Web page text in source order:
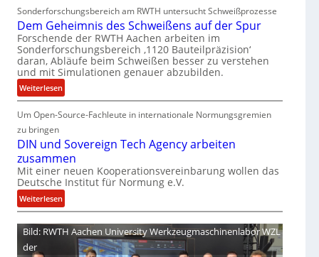
a
G
l
e
n
z
w
i
r
A
r
e
a
i
c
e
p
L
ü
b
r
n
m
M
i
x
a
Sonderforschungsbereich am RWTH untersucht Schweißprozesse
Dem Geheimnis des Schweißens auf der Spur
Forschende der RWTH Aachen arbeiten im
Sonderforschungsbereich ‚1120 Bauteilpräzision‘
daran, Abläufe beim Schweißen besser zu verstehen
und mit Simulationen genauer abzubilden.
Weiterlesen:
D
e
G
e
h
e
m
n
i
Um Open-Source-Fachleute in internationale Normungsgremien
zu bringen
DIN und Sovereign Tech Agency arbeiten
zusammen
Mit einer neuen Kooperationsvereinbarung wollen das
Deutsche Institut für Normung e.V.
Weiterlesen:
D
I
N
Bild: RWTH Aachen University Werkzeugmaschinenlabor WZL
der